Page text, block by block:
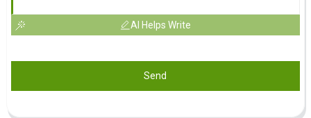
AI Helps Write
Send